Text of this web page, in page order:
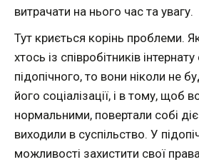
витрачати на нього час та увагу.
Тут криється корінь проблеми.
хтось із співробітників
підопічного, то вони ніколи не
його соціалізації, і в тому, щоб
нормальними, повертали собі
виходили в суспільство. У
можливості захистити свої права